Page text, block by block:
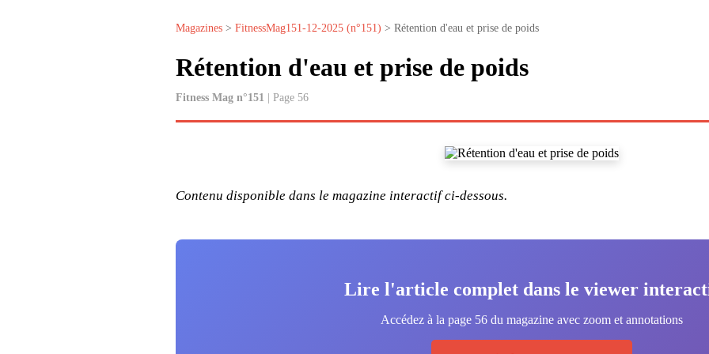
Magazines > FitnessMag151-12-2025 (n°151) > Rétention d'eau et prise de poids
Rétention d'eau et prise de poids
Fitness Mag n°151 | Page 56
Contenu disponible dans le magazine interactif ci-dessous.
Lire l'article complet dans le viewer
Accédez à la page 56 du magazine avec zoom et annotations